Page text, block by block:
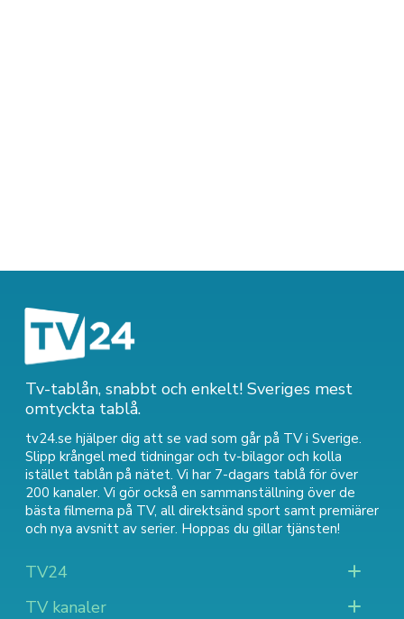
Tv-tablån, snabbt och enkelt! Sveriges mest
omtyckta tablå.
tv24.se hjälper dig att se vad som går på TV i Sverige.
Slipp krångel med tidningar och tv-bilagor och kolla
istället tablån på nätet. Vi har 7-dagars tablå för över
200 kanaler. Vi gör också en sammanställning över de
bästa filmerna på TV, all direktsänd sport samt premiärer
och nya avsnitt av serier. Hoppas du gillar tjänsten!
TV24
TV kanaler